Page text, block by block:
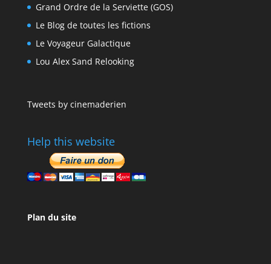
Grand Ordre de la Serviette (GOS)
Le Blog de toutes les fictions
Le Voyageur Galactique
Lou Alex Sand Relooking
Tweets by cinemaderien
Help this website
Plan du site